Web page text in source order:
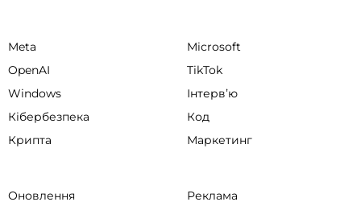
Meta
Microsoft
OpenAI
TikTok
Windows
Інтервʼю
Кібербезпека
Код
Крипта
Маркетинг
Оновлення Реклама